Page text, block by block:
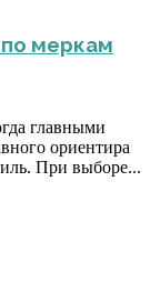
меркам
главными
ориентира
При выборе...